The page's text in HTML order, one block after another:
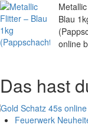
Blau
online
Das hast
Feuerwerk